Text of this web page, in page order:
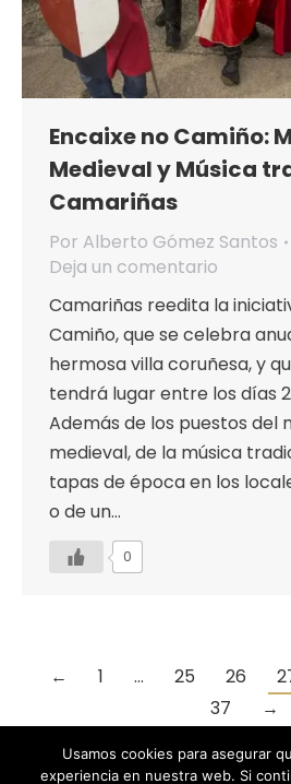
Encaixe no Camiño:
Medieval y Música
Camariñas
Por Alberto Gómez Santos
Deja un comentario
Camariñas reedita la
Camiño, que se celebra
hermosa villa coruñesa, y
tendrá lugar entre los días
Además de los puestos del
medieval, de la música
tapas de época en los
o de un…
0
← 1 … 25 26
37
→
Usamos cookies para asegurar
experiencia en nuestra web. Si